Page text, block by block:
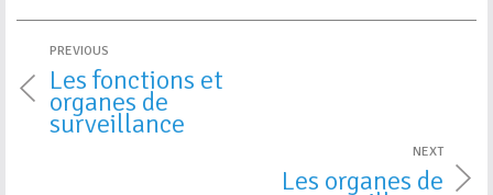
PREVIOUS
Les fonctions et
organes de
surveillance
NEXT
Les organes de